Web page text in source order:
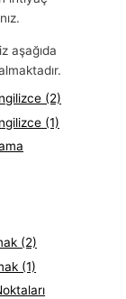
aşağıda
(2)
(1)
(2)
(1)